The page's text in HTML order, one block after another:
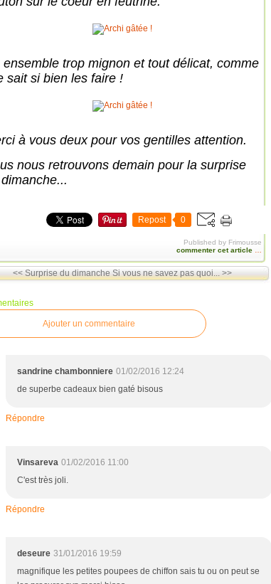
ensemble trop mignon et tout délicat, comme
sait si bien les faire !
à vous deux pour vos gentilles attention.
nous retrouvons demain pour la surprise
Repost 0
Published by Frimousse
commenter cet article
<< Surprise du dimanche Si vous ne savez pas quoi... >>
Ajouter un commentaire
sandrine chambonniere 01/02/2016 12:24
de superbe cadeaux bien gaté bisous
Répondre
Vinsareva 01/02/2016 11:00
C'est très joli.
Répondre
deseure 31/01/2016 19:59
magnifique les petites poupees de chiffon sais tu ou on peut se